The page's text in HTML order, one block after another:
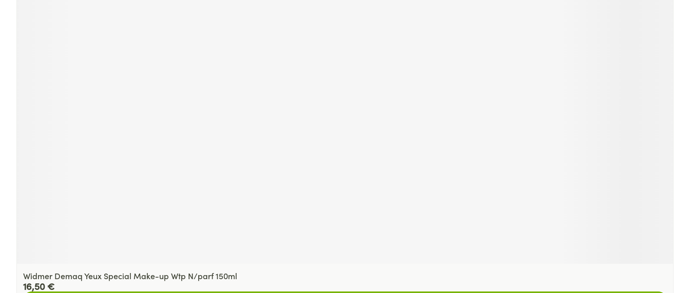
Widmer Demaq Yeux Special Make-up Wtp N/parf 150ml
16,50 €